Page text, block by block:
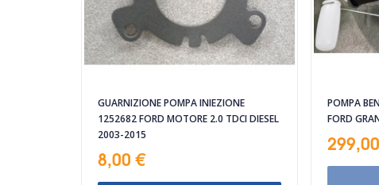
GUARNIZIONE POMPA INIEZIONE
1252682 FORD MOTORE 2.0 TDCI DIESEL
2003-2015
8,00 €
POMPA
FORD